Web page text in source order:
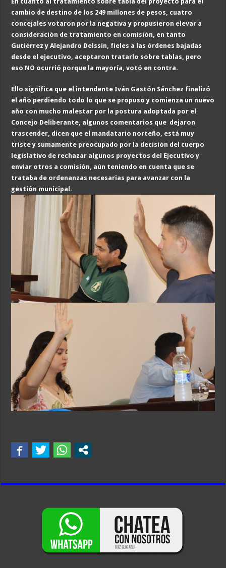
cambio de destino de los 249 millones de pesos, cuatro
concejales votaron por la negativa y propusieron elevar a
consideración de tratamiento en comisión, en tanto
Gutiérrez y Alejandro Delssín, fieles a las órdenes bajadas
desde el ejecutivo, aceptaron tratarlo sobre tablas, pero
eso NO ocurrió porque la mayoría, votó en contra.
Ello significa que el intendente Iván Gastón Sánchez finalizó
el año perdiendo todo lo que se propuso y comienza un nuevo
año con mucho malestar por la postura adoptada por el
Concejo Deliberante, algunos comentarios que dejaron
trascender, dicen que el mandatario norteño, está muy
triste y sumamente preocupado por la decisión del cuerpo
legislativo de rechazar algunos proyectos del Ejecutivo y
enviar otros a comisión, aún teniendo en cuenta que se
trataba de ordenanzas necesarias para avanzar con la
gestión municipal.